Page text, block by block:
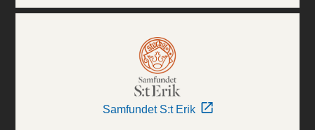
Samfundet S:t Erik